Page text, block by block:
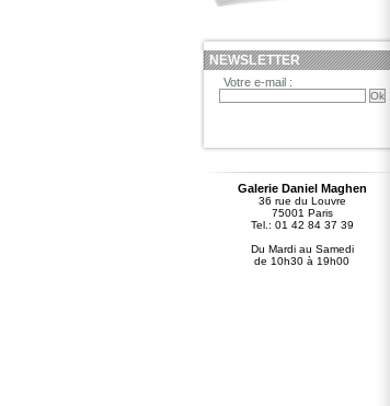
NEWSLETTER
Votre e-mail :
Galerie Daniel Maghen
36 rue du Louvre
75001 Paris
Tel.: 01 42 84 37 39
Du Mardi au Samedi
de 10h30 à 19h00